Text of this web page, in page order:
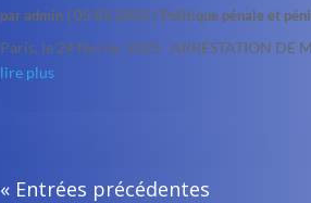
paradmin |05 03 2025 Politique pénale et
Paris, le 24 février 2025 ARRESTATION DE
lire plus
« Entrées précédentes